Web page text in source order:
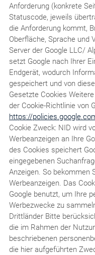
Anforderung (konkrete
Statuscode, jeweils
die Anforderung kommt,
Oberfläche, Sprache und
Server der Google LLC/
setzt Google nach Ihrer
Endgerät, wodurch
gespeichert und von
Gesetzte Cookies
der Cookie-Richtlinie von
https://
Cookie Zweck: NID wird
Werbeanzeigen an Ihre
des Cookies speichert
eingegebenen
Anzeigen. So bekommen
Werbeanzeigen. Das
Google benutzt, um Ihre
Werbezwecke zu
Drittländer Bitte
die im Rahmen der
beschriebenen
die hier aufgeführten